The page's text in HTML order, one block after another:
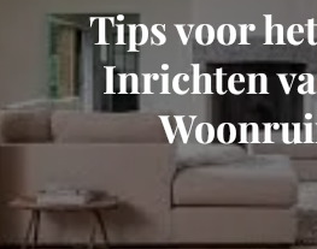
Tips voor
Inrichten